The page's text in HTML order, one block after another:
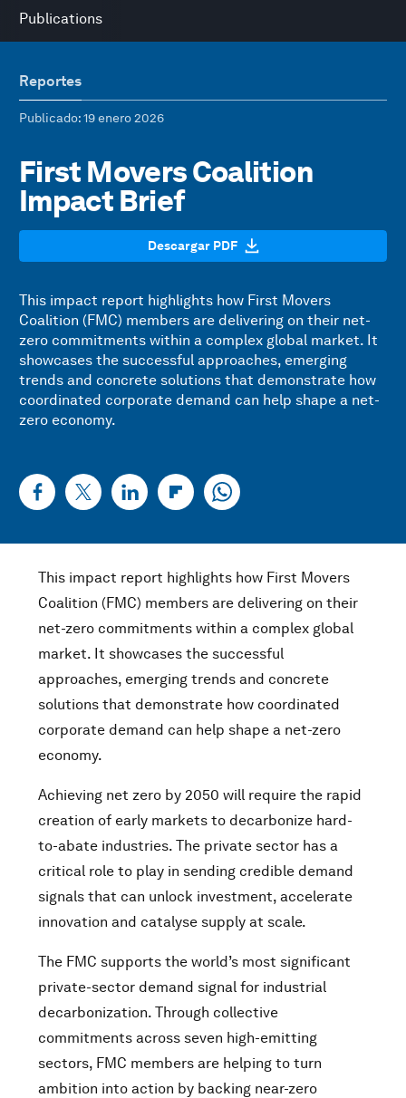
Publications
Reportes
Publicado: 19 enero 2026
First Movers Coalition
Impact Brief
Descargar PDF
This impact report highlights how First Movers
Coalition (FMC) members are delivering on their net-
zero commitments within a complex global market. It
showcases the successful approaches, emerging
trends and concrete solutions that demonstrate how
coordinated corporate demand can help shape a net-
zero economy.
This impact report highlights how First Movers
Coalition (FMC) members are delivering on their
net-zero commitments within a complex global
market. It showcases the successful
approaches, emerging trends and concrete
solutions that demonstrate how coordinated
corporate demand can help shape a net-zero
economy.
Achieving net zero by 2050 will require the rapid
creation of early markets to decarbonize hard-
to-abate industries. The private sector has a
critical role to play in sending credible demand
signals that can unlock investment, accelerate
innovation and catalyse supply at scale.
The FMC supports the world’s most significant
private-sector demand signal for industrial
decarbonization. Through collective
commitments across seven high-emitting
sectors, FMC members are helping to turn
ambition into action by backing near-zero